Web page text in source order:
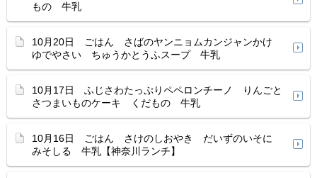
もの 牛乳
10月20日 ごはん さばのヤンニョムカンジャンかけ
ゆでやさい ちゅうかとうふスープ 牛乳
10月17日 ふじさわたっぷりペペロンチーノ りんごと
さつまいものケーキ くだもの 牛乳
10月16日 ごはん さけのしおやき だいずのいそに
みそしる 牛乳【神奈川ランチ】